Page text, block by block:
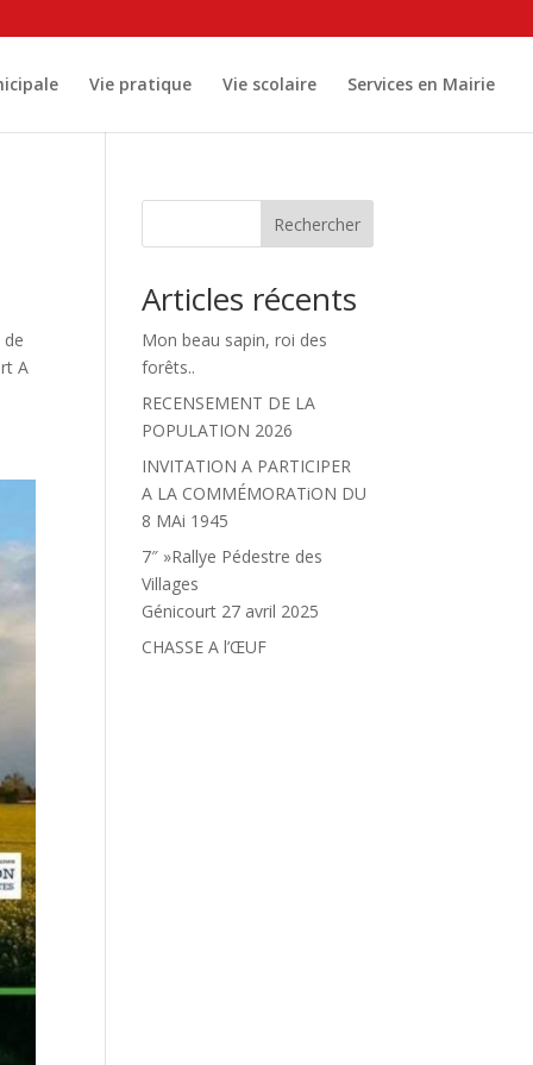
Vie pratique Vie scolaire Services en Mairie
A
Rechercher
Articles récents
Mon beau sapin, roi des
forêts..
RECENSEMENT DE LA
POPULATION 2026
INVITATION A PARTICIPER
A LA COMMÉMORATiON DU
8 MAi 1945
7″ »Rallye Pédestre des
Villages
Génicourt 27 avril 2025
CHASSE A l’ŒUF